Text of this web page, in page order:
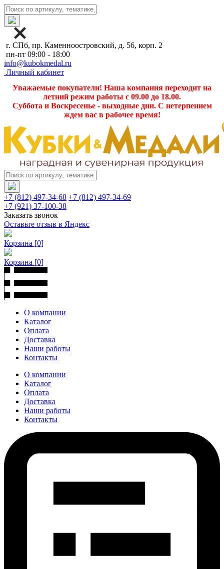
г. СПб, пр. Каменноостровский, д. 56, корп. 2
пн-пт 09:00 - 18:00
info@kubokmedal.ru
Личный кабинет
Уважаемые покупатели! Наша компания переходит на
летний режим работы с 09.00 до 18.00.
Суббота и Воскресенье - выходные дни. С нетерпением
ждем вас в рабочее время!
+7 (812) 497-34-68 +7 (812) 497-34-69
+7 (921) 37-100-38
Заказать звонок
Оставьте отзыв в Яндекс
Корзина [0]
Корзина [0]
О компании
Каталог
Оплата
Доставка
Наши работы
Контакты
О компании
Каталог
Оплата
Доставка
Наши работы
Контакты